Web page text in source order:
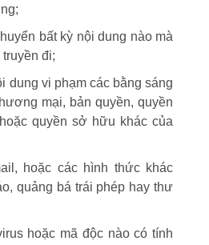
bất kỳ nội dung nào mà
đi;
dung vi phạm các bằng sáng
mại, bản quyền, quyền
quyền sở hữu khác của
hoặc các hình thức khác
quảng bá trái phép hay thư
hoặc mã độc nào có tính